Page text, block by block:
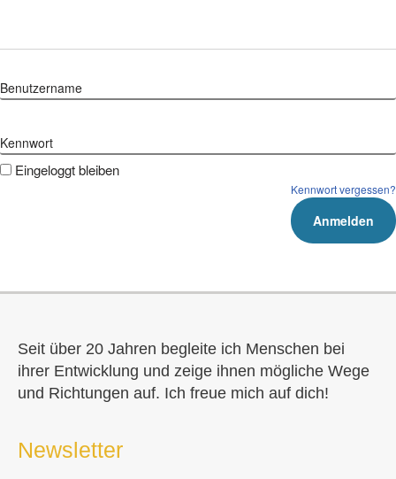
Zum
springen
Benutzername
Kennwort
Eingeloggt bleiben
Kennwort vergessen?
Seit über 20 Jahren begleite ich Menschen bei
ihrer Entwicklung und zeige ihnen mögliche Wege
und Richtungen auf. Ich freue mich auf dich!
Newsletter